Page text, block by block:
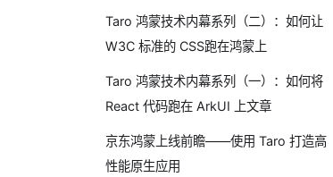
Taro 鸿蒙技术内幕系列（二）：如何让
W3C 标准的 CSS跑在鸿蒙上
Taro 鸿蒙技术内幕系列（一）：如何将
React 代码跑在 ArkUI 上文章
京东鸿蒙上线前瞻——使用 Taro 打造高
性能原生应用